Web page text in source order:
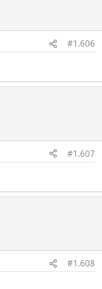
#1.606
#1.607
#1.608